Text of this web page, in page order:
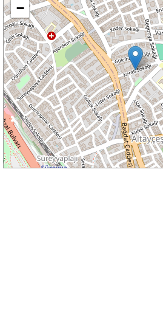
−